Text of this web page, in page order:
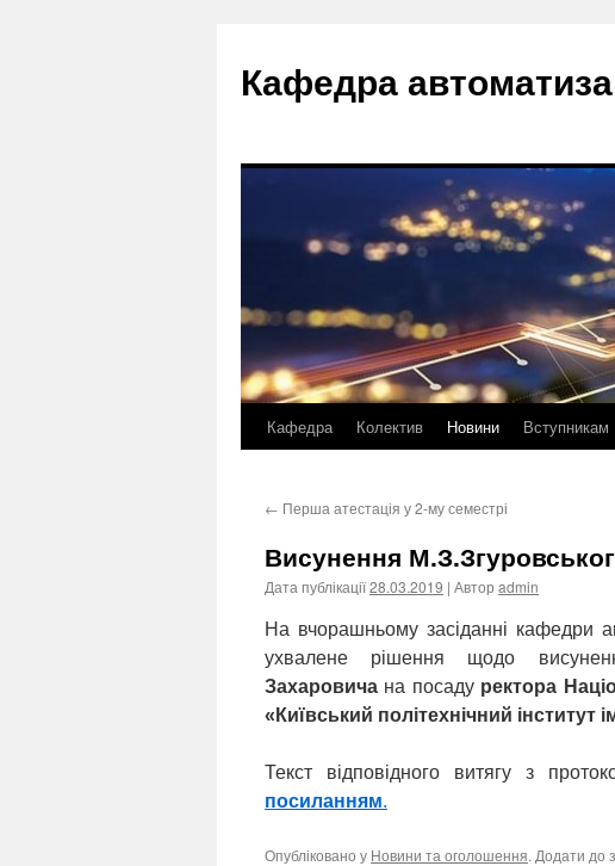
вмісту
Кафедра
Кафедра Колектив Новини Вступникам
← Перша атестація у 2-му семестрі
Висунення
Дата публікації28.03.2019 | Автор admin
На вчорашньому засіданні кафедри
ухвалене рішення щодо
Захаровича на посаду ректора
«Київський політехнічний інститут
Текст відповідного витягу з
посиланням.
Опубліковано у Новини та оголошення. Додати до